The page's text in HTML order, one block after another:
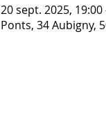
20 sept. 2025, 19:00
Ponts, 34 Aubigny,